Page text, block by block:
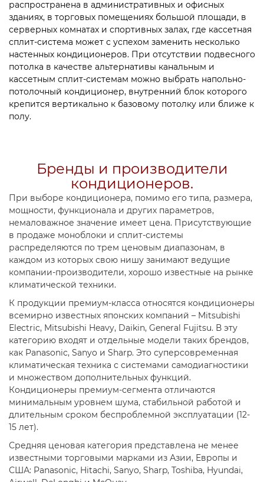
распространена в административных и офисных
зданиях, в торговых помещениях большой площади, в
серверных комнатах и спортивных залах, где кассетная
сплит-система может с успехом заменить несколько
настенных кондиционеров. При отсутствии подвесного
потолка в качестве альтернативы канальным и
кассетным сплит-системам можно выбрать напольно-
потолочный кондиционер, внутренний блок которого
крепится вертикально к базовому потолку или ближе к
полу.
Бренды и производители
кондиционеров.
При выборе кондиционера, помимо его типа, размера,
мощности, функционала и других параметров,
немаловажное значение имеет цена. Присутствующие
в продаже моноблоки и сплит-системы
распределяются по трем ценовым диапазонам, в
каждом из которых свою нишу занимают ведущие
компании-производители, хорошо известные на рынке
климатической техники.
К продукции премиум-класса относятся кондиционеры
всемирно известных японских компаний – Mitsubishi
Electric, Mitsubishi Heavy, Daikin, General Fujitsu. В эту
категорию входят и отдельные модели таких брендов,
как Panasonic, Sanyo и Sharp. Это суперсовременная
климатическая техника с системами самодиагностики
и множеством дополнительных функций.
Кондиционеры премиум-сегмента отличаются
минимальным уровнем шума, стабильной работой и
длительным сроком беспроблемной эксплуатации (12-
15 лет).
Средняя ценовая категория представлена не менее
известными торговыми марками из Азии, Европы и
США: Panasonic, Hitachi, Sanyo, Sharp, Toshiba, Hyundai,